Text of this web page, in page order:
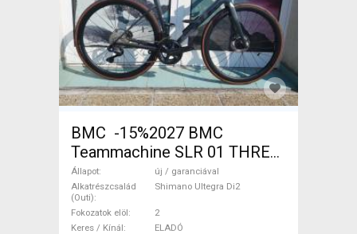
BMC -15%2027 BMC
Teammachine SLR 01 THREE
Ultegra Di2 Országúti
Shimano Ultegra Di2 tárcsafék
új / garanciával ELADÓ
Állapot
új / garanciával
Alkatrészcsalád
(Outi)
Shimano Ultegra Di2
Fokozatok elöl
2
Keres / Kínál
ELADÓ